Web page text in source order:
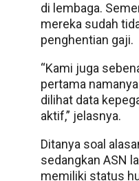
di lembaga.
mereka sudah
penghentian gaji.
“Kami juga
pertama
dilihat data
aktif,” jelasnya.
Ditanya soal
sedangkan ASN
memiliki status